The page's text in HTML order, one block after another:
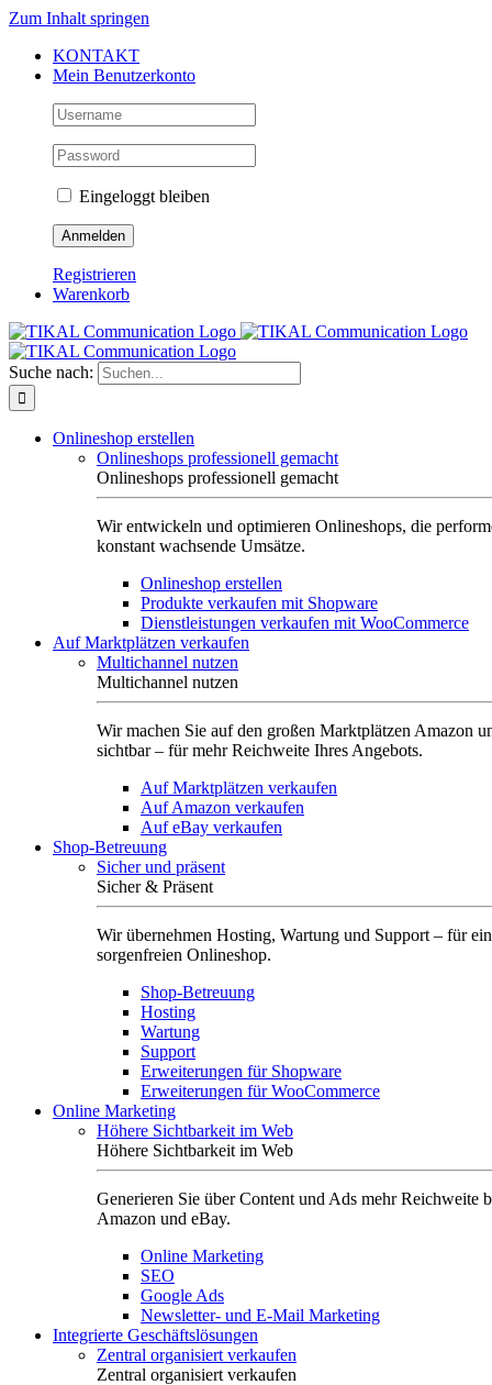
Zum Inhalt springen
KONTAKT
Mein Benutzerkonto
Eingeloggt bleiben
Registrieren
Warenkorb
Suche nach:
Onlineshop erstellen
Onlineshops professionell gemacht
Onlineshops professionell gemacht
Wir entwickeln und optimieren Onlineshops, die
konstant wachsende Umsätze.
Onlineshop erstellen
Produkte verkaufen mit Shopware
Dienstleistungen verkaufen mit WooCommerce
Auf Marktplätzen verkaufen
Multichannel nutzen
Multichannel nutzen
Wir machen Sie auf den großen Marktplätzen Amazon
sichtbar – für mehr Reichweite Ihres Angebots.
Auf Marktplätzen verkaufen
Auf Amazon verkaufen
Auf eBay verkaufen
Shop-Betreuung
Sicher und präsent
Sicher & Präsent
Wir übernehmen Hosting, Wartung und Support – für
sorgenfreien Onlineshop.
Shop-Betreuung
Hosting
Wartung
Support
Erweiterungen für Shopware
Erweiterungen für WooCommerce
Online Marketing
Höhere Sichtbarkeit im Web
Höhere Sichtbarkeit im Web
Generieren Sie über Content und Ads mehr Reichweite
Amazon und eBay.
Online Marketing
SEO
Google Ads
Newsletter- und E-Mail Marketing
Integrierte Geschäftslösungen
Zentral organisiert verkaufen
Zentral organisiert verkaufen